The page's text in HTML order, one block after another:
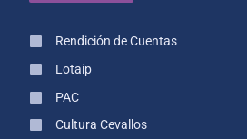
Rendición de Cuentas
Lotaip
PAC
Cultura Cevallos